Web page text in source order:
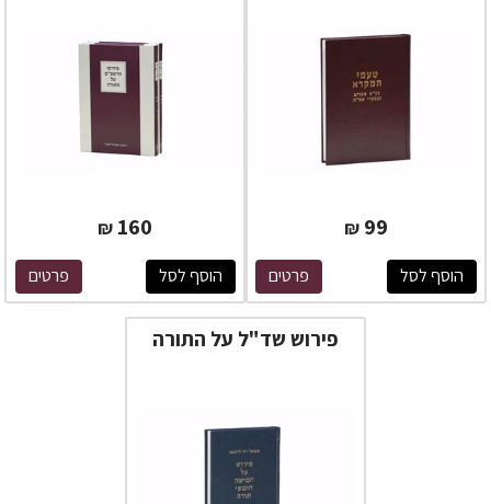
99
₪
הוסף לסל פרטים
160
₪
הוסף לסל פרטים
פירוש שד"ל על התורה